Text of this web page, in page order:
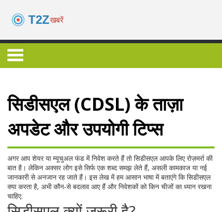
सिडीसएल (CDSL) के ताज़ा
अपडेट और उपयोगी टिप्स
अगर आप शेयर या म्यूचुअल फंड में निवेश करते हैं तो सिडीसएल आपके लिए रोज़मर्रा की
बात है। लेकिन अक्सर लोग इसे सिर्फ एक शब्द समझ लेते हैं, असली कामकाज या नई
जानकारी से अनजान रह जाते हैं। इस लेख में हम आसान भाषा में बताएंगे कि सिडीसएल
क्या करता है, अभी कौन‑से बदलाव आए हैं और निवेशकों को किन चीजों का ध्यान रखना
चाहिए.